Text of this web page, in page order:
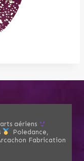
aériens
Poledance,
Fabrication